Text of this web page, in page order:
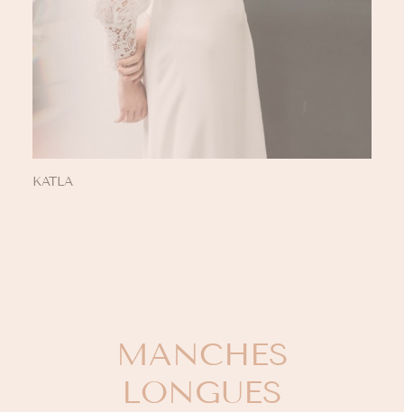
KATLA
MANCHES
LONGUES